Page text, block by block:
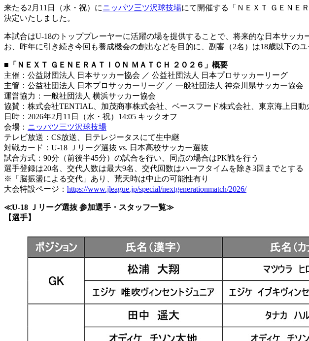
来たる2月11日（水・祝）にニッパツ三ツ沢球技場にて開催する「ＮＥＸＴ ＧＥＮＥ
決定いたしました。
本試合はU-18のトッププレーヤーに活躍の場を提供することで、将来的な日本サッ
お、昨年に引き続き今回も養成機会の創出などを目的に、副審（2名）は18歳以下の
■「ＮＥＸＴ ＧＥＮＥＲＡＴＩＯＮ ＭＡＴＣＨ ２０２６」概要
主催：公益財団法人 日本サッカー協会 ／ 公益社団法人 日本プロサッカーリーグ
主管：公益社団法人 日本プロサッカーリーグ ／ 一般社団法人 神奈川県サッカー協会
運営協力：一般社団法人 横浜サッカー協会
協賛：株式会社TENTIAL、加茂商事株式会社、ベースフード株式会社、東京海上日動
日時：2026年2月11日（水・祝）14:05 キックオフ
会場： ニッパツ三ツ沢球技場
テレビ放送：CS放送、日テレジータスにて生中継
対戦カード：U-18 Ｊリーグ選抜 vs. 日本高校サッカー選抜
試合方式：90分（前後半45分）の試合を行い、同点の場合はPK戦を行う
選手登録は20名、交代人数は最大9名、交代回数はハーフタイムを除き3回までとする
※「脳振盪による交代」あり、荒天時は中止の可能性有り
大会特設ページ： https://www.jleague.jp/special/nextgenerationmatch/2026/
≪U-18 Ｊリーグ選抜 参加選手・スタッフ一覧≫
【選手】